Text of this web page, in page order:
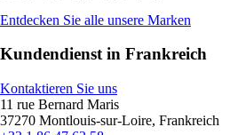
Entdecken Sie alle unsere Marken
Kundendienst in Frankreich
Kontaktieren Sie uns
11 rue Bernard Maris
37270 Montlouis-sur-Loire, Frankreich